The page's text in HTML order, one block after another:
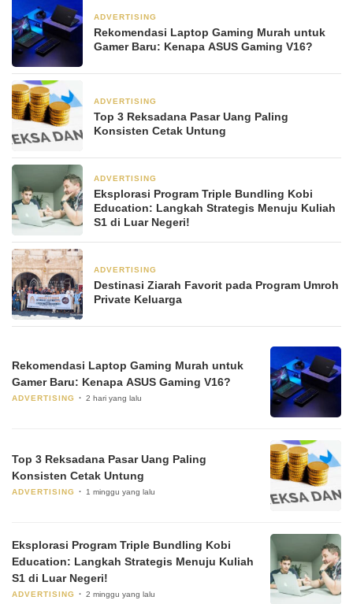
ADVERTISING
Rekomendasi Laptop Gaming Murah untuk
Gamer Baru: Kenapa ASUS Gaming V16?
ADVERTISING
Top 3 Reksadana Pasar Uang Paling
Konsisten Cetak Untung
ADVERTISING
Eksplorasi Program Triple Bundling Kobi
Education: Langkah Strategis Menuju Kuliah
S1 di Luar Negeri!
ADVERTISING
Destinasi Ziarah Favorit pada Program Umroh
Private Keluarga
Rekomendasi Laptop Gaming Murah untuk
Gamer Baru: Kenapa ASUS Gaming V16?
ADVERTISING 2 hari yang lalu
Top 3 Reksadana Pasar Uang Paling
Konsisten Cetak Untung
ADVERTISING 1 minggu yang lalu
Eksplorasi Program Triple Bundling Kobi
Education: Langkah Strategis Menuju Kuliah
S1 di Luar Negeri!
ADVERTISING 2 minggu yang lalu